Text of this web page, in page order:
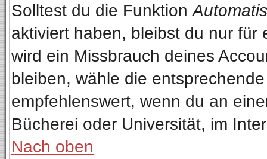
Solltest du die Funktion
aktiviert haben, bleibst du nur
wird ein Missbrauch deines
bleiben, wähle die
empfehlenswert, wenn du an
Bücherei oder Universität, im
Nach oben